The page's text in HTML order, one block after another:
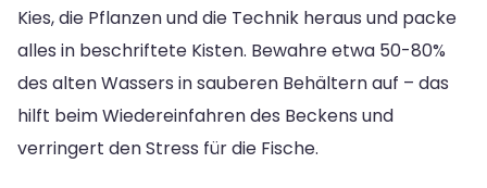
Kies, die Pflanzen und die Technik heraus und packe
alles in beschriftete Kisten. Bewahre etwa 50-80%
des alten Wassers in sauberen Behältern auf – das
hilft beim Wiedereinfahren des Beckens und
verringert den Stress für die Fische.